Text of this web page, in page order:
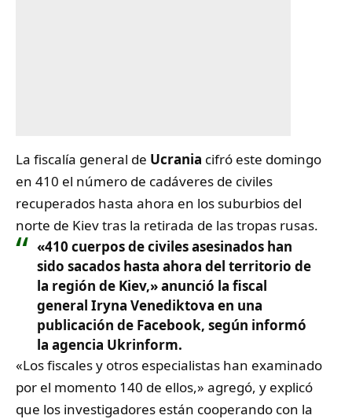
La fiscalía general de Ucrania cifró este domingo
en 410 el número de cadáveres de civiles
recuperados hasta ahora en los suburbios del
norte de Kiev tras la retirada de las tropas rusas.
«410 cuerpos de civiles asesinados han
sido sacados hasta ahora del territorio de
la región de Kiev,» anunció la fiscal
general Iryna Venediktova en una
publicación de Facebook, según informó
la agencia Ukrinform.
«Los fiscales y otros especialistas han examinado
por el momento 140 de ellos,» agregó, y explicó
que los investigadores están cooperando con la